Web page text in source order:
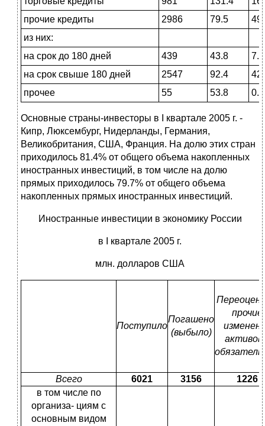
прочие кредиты
2986 79.5
из них:
на срок до 180 дней
439 43.8
7.3
на срок свыше 180 дней
2547 92.4
прочее
55 53.8 0.9
Основные страны-инвесторы в I квартале 2005 г. -
Кипр, Люксембург, Нидерланды, Германия,
Великобритания, США, Франция. На долю этих стран
приходилось 81.4% от общего объема накопленных
иностранных инвестиций, в том числе на долю
прямых приходилось 79.7% от общего объема
накопленных прямых иностранных инвестиций.
Иностранные инвестиции в экономику России
в I квартале 2005 г.
млн. долларов США
Поступило
Погашено
(выбыло)
прочие
активов
Всего 6021 3156
1226
в том числе по
организа- циям с
основным видом